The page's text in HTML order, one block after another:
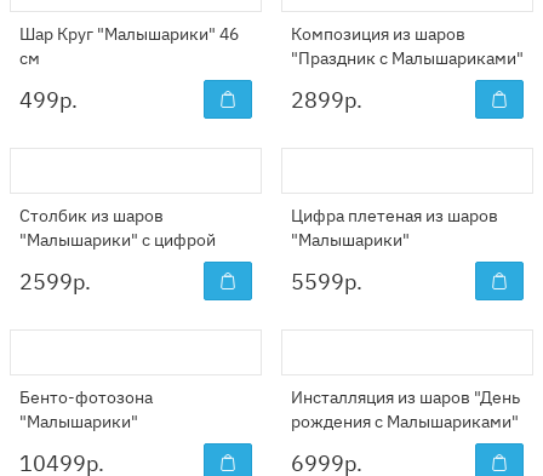
Шар Круг "Малышарики" 46
см
499р.
Композиция из шаров
"Праздник с Малышариками"
2899р.
Столбик из шаров
"Малышарики" с цифрой
2599р.
Цифра плетеная из шаров
"Малышарики"
5599р.
Бенто-фотозона
"Малышарики"
10499р.
Инсталляция из шаров "День
рождения с Малышариками"
6999р.